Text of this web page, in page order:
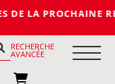
LA PROCHAINE
RECHERCHE
AVANCÉE